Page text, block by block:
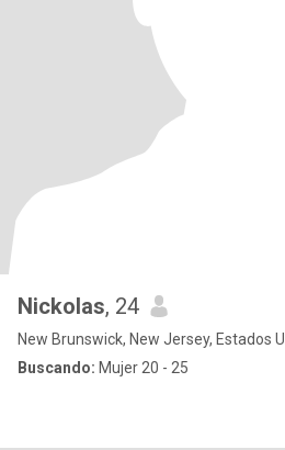
Nickolas, 24
New Brunswick, New Jersey, Estados
Buscando: Mujer 20 - 25